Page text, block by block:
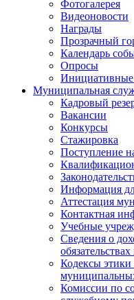
Фотогалерея
Видеоновости
Награды
Прозрачный
Календарь
Опросы
Муниципальная
Кадровый
Вакансии
Конкурсы
Стажировка
Поступление
Информация
Аттестация
Контактная
Учебные
Сведения о
Кодексы этики
Комиссии по